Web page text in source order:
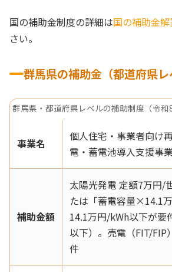
国の補助金制度の詳細は国の補助金
さい。
群馬県の補助金（都道府県レ
群馬県・都道府県レベルの補助制度（令和8
事業名
個人住宅・事業者向け
電・蓄電池導入支援事
補助金額
太陽光発電 定額7万円/
たは「蓄電容量×14.1
14.1万円/kWh以下が要
以下）。売電（FIT/
件